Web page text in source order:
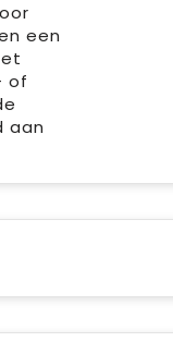
een
of
aan